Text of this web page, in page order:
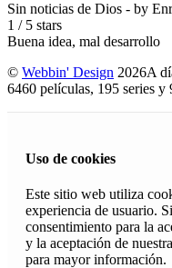
Sin noticias de Dios - by
1 / 5 stars
Buena idea, mal desarrollo
© Webbin' Design 2026A
6460 películas, 195 series y
Uso de cookies
Este sitio web utiliza
experiencia de usuario.
consentimiento para la
y la aceptación de nuestra
para mayor información.